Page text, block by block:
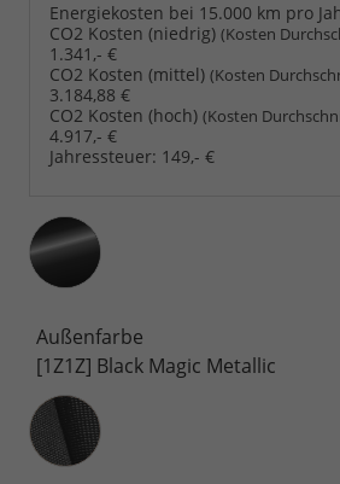
Energiekosten bei 15.000 km pro
CO2 Kosten (niedrig) (Kosten
1.341,- €
CO2 Kosten (mittel) (Kosten
3.184,88 €
CO2 Kosten (hoch) (Kosten
4.917,- €
Jahressteuer: 149,- €
Außenfarbe
[1Z1Z] Black Magic Metallic
Innenausstattung